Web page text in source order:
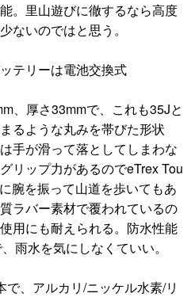
。里山遊びに徹するなら高度
ないのではと思う。
テリーは電池交換式
、厚さ33mmで、これも35Jと
るような丸みを帯びた形状
手が滑って落としてしまわな
リップ力があるのでeTrex Tou
腕を振って山道を歩いてもあ
ラバー素材で覆われているの
用にも耐えられる。防水性能
雨水を気にしなくていい。
、アルカリ/ニッケル水素/リ